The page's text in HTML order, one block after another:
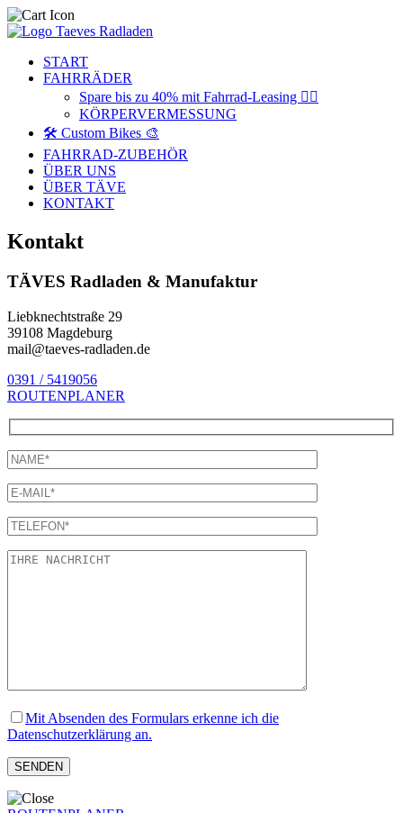
START
FAHRRÄDER
Spare bis zu 40% mit Fahrrad-Leasing 🚴‍♂️
KÖRPERVERMESSUNG
🛠️ Custom Bikes 🎨
FAHRRAD-ZUBEHÖR
ÜBER UNS
ÜBER TÄVE
KONTAKT
Kontakt
TÄVES Radladen & Manufaktur
Liebknechtstraße 29
39108 Magdeburg
mail@taeves-radladen.de
0391 / 5419056
ROUTENPLANER
Mit Absenden des Formulars erkenne ich die
Datenschutzerklärung an.